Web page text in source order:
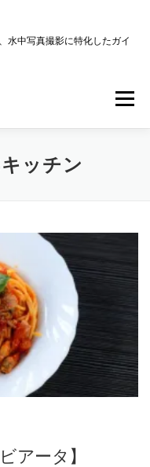
水中写真撮影に特化したガイ
メニュー
ボートッチン
アータ】